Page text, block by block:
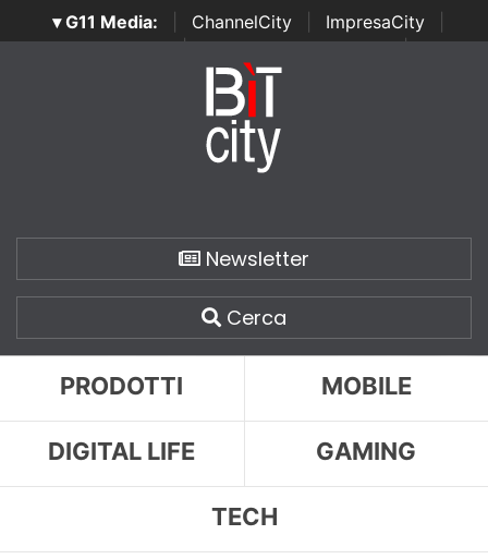
▾ G11 Media: ChannelCity ImpresaCity
SecurityOpenLab | Italian Channel Awards | Italian
Italian Security Awards
Newsletter
Cerca
PRODOTTI MOBILE
DIGITAL LIFE GAMING
TECH